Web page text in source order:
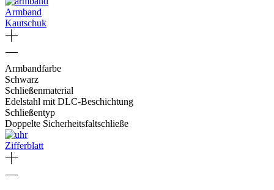
Armband
Kautschuk
Armbandfarbe
Schwarz
Schließenmaterial
Edelstahl mit DLC-Beschichtung
Schließentyp
Doppelte Sicherheitsfaltschließe
Zifferblatt